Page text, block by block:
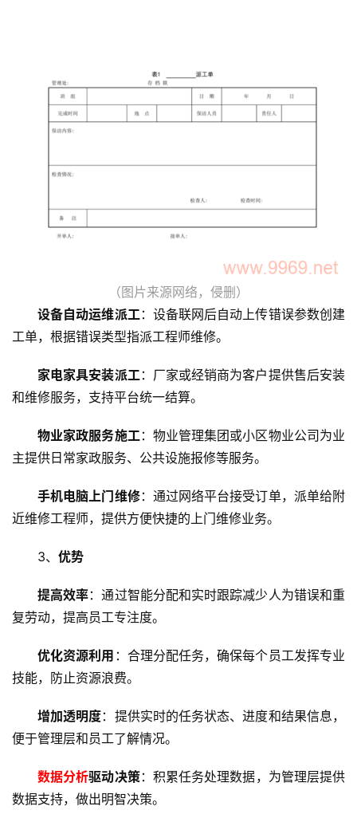
安
l
u
（图片来源网络，侵删）
设备自动运维派工 ：设备联网后自动上传错误参数创建
工单，根据错误类型指派工程师维修。
家电家具安装派工 ：厂家或经销商为客户提供售后安装
和维修服务，支持平台统一结算。
物业家政服务施工 ：物业管理集团或小区物业公司为业
主提供日常家政服务、公共设施报修等服务。
手机电脑上门维修：通过网络平台接受订单，派单给附
近维修工程师，提供方便快捷的上门维修业务。
3、 优势
提高效率：通过智能分配和实时跟踪减少人为错误和重
复劳动，提高员工专注度。
优化资源利用 ：合理分配任务，确保每个员工发挥专业
技能，防止资源浪费。
增加透明度：提供实时的任务状态、进度和结果信息，
便于管理层和员工了解情况。
数据分析驱动决策：积累任务处理数据，为管理层提供
数据支持，做出明智决策。